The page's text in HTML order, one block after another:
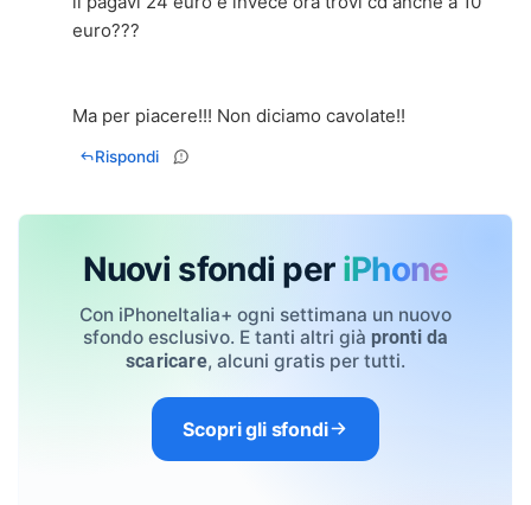
euro???
Ma per piacere!!! Non diciamo cavolate!!
Rispondi
Nuovi sfondi per iPhone
Con iPhoneItalia+ ogni settimana un nuovo
sfondo esclusivo. E tanti altri già pronti da
scaricare, alcuni gratis per tutti.
Scopri gli sfondi